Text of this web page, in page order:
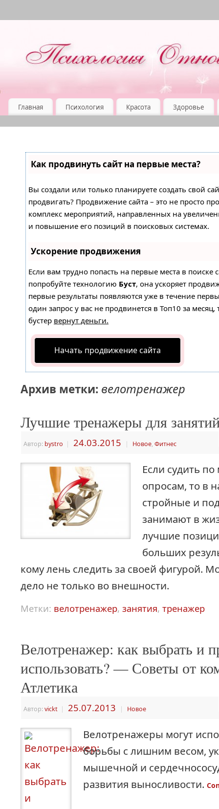
Главная Психология Красота Здоровье
Как продвинуть сайт на первые места?
Вы создали или только планируете создать свой
продвигать? Продвижение сайта – это не просто
комплекс мероприятий, направленных на
и повышение его позиций в поисковых системах.
Ускорение продвижения
Если вам трудно попасть на первые места в поиске
попробуйте технологию Буст, она ускоряет
первые результаты появляются уже в течение
один запрос у вас не продвинется в Топ10 за месяц,
бустер вернут деньги.
Начать продвижение сайта
Архив метки: велотренажер
Лучшие тренажеры для
Автор: bystro | 24.03.2015 | Новое, Фитнес
Если судить
опросам, то в
стройные и
занимают в
лучшие
больших
кому лень следить за своей фигурой.
дело не только во внешности.
Метки: велотренажер, занятия, тренажер
Велотренажер: как выбрать и
использовать? — Советы от
Атлетика
Автор:vickt | 25.07.2013 | Новое
Велотренажеры могут
борьбы с лишним весом,
мышечной и
развития выносливости.